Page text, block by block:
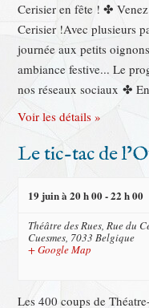
Cerisier en fête ! ✤
Cerisier !Avec plusieurs
journée aux petits
ambiance festive... Le
nos réseaux sociaux ✤
Voir les détails »
Le tic-tac de
19 juin à 20 h 00-22 h 00
Théâtre des Rues, Rue du
Cuesmes, 7033 Belgique
+ Google Map
Les 400 coups de